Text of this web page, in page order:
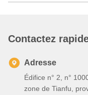
Contactez
Adresse
Édifice n° 2, n°
zone de Tianfu,